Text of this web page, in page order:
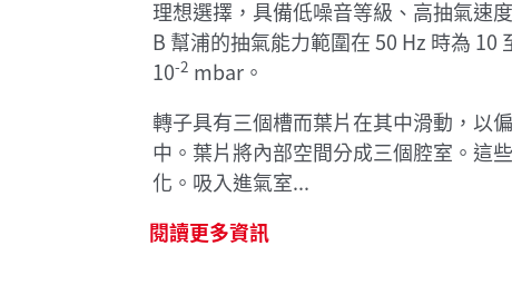
理想選擇，具備低噪音等級、高抽氣速
B 幫浦的抽氣能力範圍在 50 Hz 時為 10
10-2 mbar。
轉子具有三個槽而葉片在其中滑動，以
中。葉片將內部空間分成三個腔室。這
化。吸入進氣室...
閱讀更多資訊